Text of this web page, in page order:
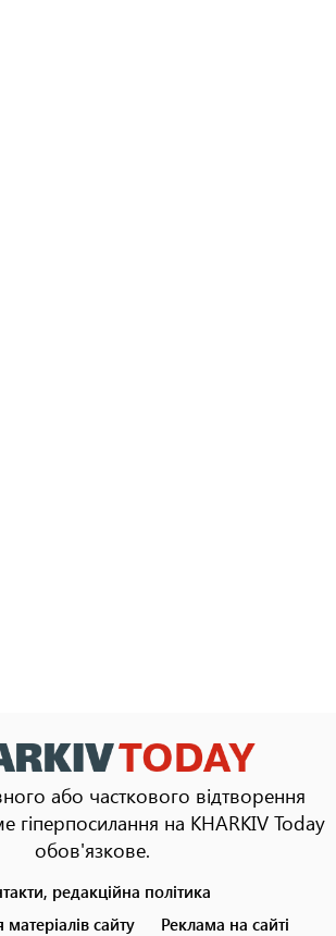
або часткового відтворення
гіперпосилання на KHARKIV Today
обов'язкове.
редакційна політика
сайту
Реклама на сайті